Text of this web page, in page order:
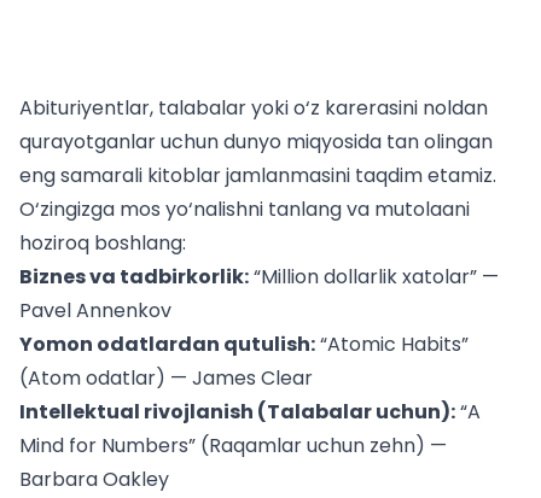
Abituriyentlar, talabalar yoki o‘z karerasini noldan
qurayotganlar uchun dunyo miqyosida tan olingan
eng samarali kitoblar jamlanmasini taqdim etamiz.
O‘zingizga mos yo‘nalishni tanlang va mutolaani
hoziroq boshlang:
Biznes va tadbirkorlik:“Million dollarlik xatolar” —
Pavel Annenkov
Yomon odatlardan qutulish:“Atomic Habits”
(Atom odatlar) — James Clear
Intellektual rivojlanish (Talabalar uchun):“A
Mind for Numbers” (Raqamlar uchun zehn) —
Barbara Oakley